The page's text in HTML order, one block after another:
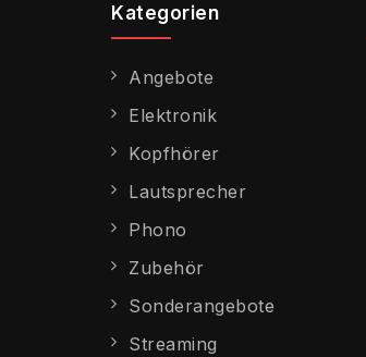
Kategorien
Angebote
Elektronik
Kopfhörer
Lautsprecher
Phono
Zubehör
Sonderangebote
Streaming